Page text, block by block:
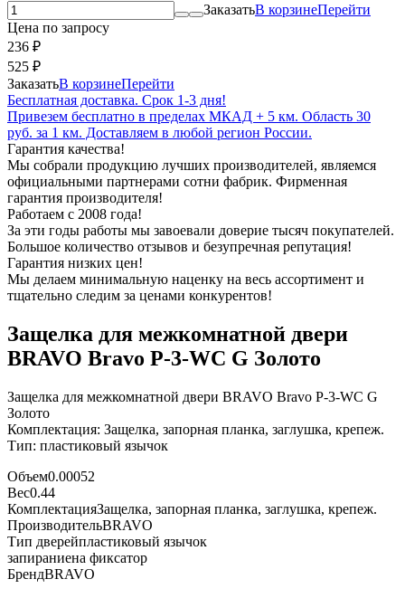
ЗаказатьВ корзинеПерейти
Цена по запросу
236 ₽
525 ₽
ЗаказатьВ корзинеПерейти
Бесплатная доставка. Срок 1-3 дня!
Привезем бесплатно в пределах МКАД + 5 км. Область 30
руб. за 1 км. Доставляем в любой регион России.
Гарантия качества!
Мы собрали продукцию лучших производителей, являемся
официальными партнерами сотни фабрик. Фирменная
гарантия производителя!
Работаем с 2008 года!
За эти годы работы мы завоевали доверие тысяч покупателей.
Большое количество отзывов и безупречная репутация!
Гарантия низких цен!
Мы делаем минимальную наценку на весь ассортимент и
тщательно следим за ценами конкурентов!
Защелка для межкомнатной двери
BRAVO Bravo P-3-WC G Золото
Защелка для межкомнатной двери BRAVO Bravo P-3-WC G
Золото
Комплектация: Защелка, запорная планка, заглушка, крепеж.
Тип: пластиковый язычок
Объем0.00052
Вес0.44
КомплектацияЗащелка, запорная планка, заглушка, крепеж.
ПроизводительBRAVO
Тип дверейпластиковый язычок
запираниена фиксатор
БрендBRAVO